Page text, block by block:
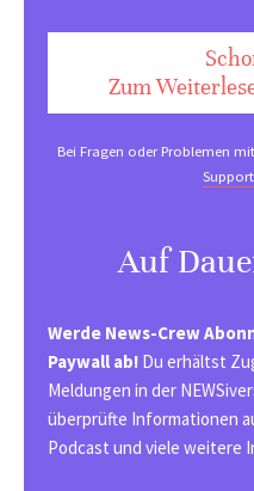
Zum
Bei Fragen oder Problemen
Support
Auf
Werde News-Crew
Paywall ab! Du erhältst
Meldungen in der
überprüfte Informationen
Podcast und viele weitere